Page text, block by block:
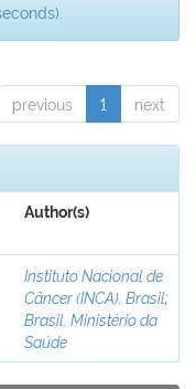
previous 1 next
Author(s)
Instituto Nacional de
Câncer (INCA), Brasil;
Brasil. Ministério da
Saúde